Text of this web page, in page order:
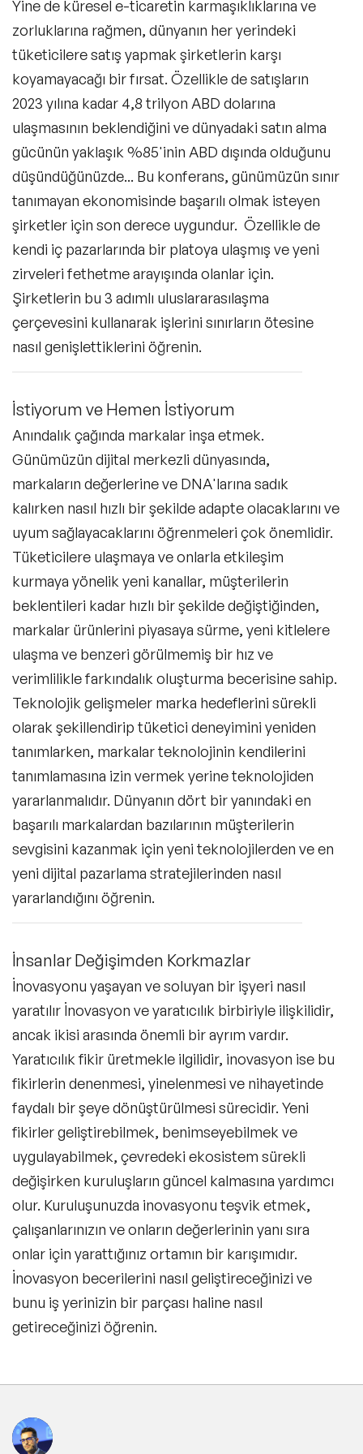
Yine de küresel e-ticaretin karmaşıklıklarına ve
zorluklarına rağmen, dünyanın her yerindeki
tüketicilere satış yapmak şirketlerin karşı
koyamayacağı bir fırsat. Özellikle de satışların
2023 yılına kadar 4,8 trilyon ABD dolarına
ulaşmasının beklendiğini ve dünyadaki satın alma
gücünün yaklaşık %85'inin ABD dışında olduğunu
düşündüğünüzde... Bu konferans, günümüzün sınır
tanımayan ekonomisinde başarılı olmak isteyen
şirketler için son derece uygundur. Özellikle de
kendi iç pazarlarında bir platoya ulaşmış ve yeni
zirveleri fethetme arayışında olanlar için.
Şirketlerin bu 3 adımlı uluslararasılaşma
çerçevesini kullanarak işlerini sınırların ötesine
nasıl genişlettiklerini öğrenin.
İstiyorum ve Hemen İstiyorum
Anındalık çağında markalar inşa etmek.
Günümüzün dijital merkezli dünyasında,
markaların değerlerine ve DNA'larına sadık
kalırken nasıl hızlı bir şekilde adapte olacaklarını ve
uyum sağlayacaklarını öğrenmeleri çok önemlidir.
Tüketicilere ulaşmaya ve onlarla etkileşim
kurmaya yönelik yeni kanallar, müşterilerin
beklentileri kadar hızlı bir şekilde değiştiğinden,
markalar ürünlerini piyasaya sürme, yeni kitlelere
ulaşma ve benzeri görülmemiş bir hız ve
verimlilikle farkındalık oluşturma becerisine sahip.
Teknolojik gelişmeler marka hedeflerini sürekli
olarak şekillendirip tüketici deneyimini yeniden
tanımlarken, markalar teknolojinin kendilerini
tanımlamasına izin vermek yerine teknolojiden
yararlanmalıdır. Dünyanın dört bir yanındaki en
başarılı markalardan bazılarının müşterilerin
sevgisini kazanmak için yeni teknolojilerden ve en
yeni dijital pazarlama stratejilerinden nasıl
yararlandığını öğrenin.
İnsanlar Değişimden Korkmazlar
İnovasyonu yaşayan ve soluyan bir işyeri nasıl
yaratılır İnovasyon ve yaratıcılık birbiriyle ilişkilidir,
ancak ikisi arasında önemli bir ayrım vardır.
Yaratıcılık fikir üretmekle ilgilidir, inovasyon ise bu
fikirlerin denenmesi, yinelenmesi ve nihayetinde
faydalı bir şeye dönüştürülmesi sürecidir. Yeni
fikirler geliştirebilmek, benimseyebilmek ve
uygulayabilmek, çevredeki ekosistem sürekli
değişirken kuruluşların güncel kalmasına yardımcı
olur. Kuruluşunuzda inovasyonu teşvik etmek,
çalışanlarınızın ve onların değerlerinin yanı sıra
onlar için yarattığınız ortamın bir karışımıdır.
İnovasyon becerilerini nasıl geliştireceğinizi ve
bunu iş yerinizin bir parçası haline nasıl
getireceğinizi öğrenin.